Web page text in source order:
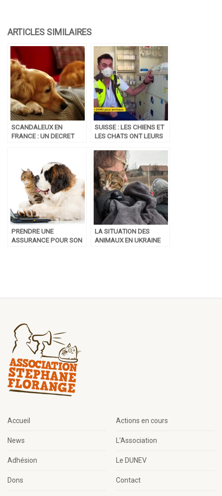
SCANDALEUX EN
FRANCE : UN DECRET
ANIMAL DE COMPAGNIE
A UN LABORATOIRE
SUISSE : LES CHIENS ET
LES CHATS ONT LEURS
PRENDRE UNE
ASSURANCE POUR SON
LA SITUATION DES
ANIMAUX EN UKRAINE
Accueil Actions en cours
News L’Association
Adhésion Le DUNEV
Dons Contact